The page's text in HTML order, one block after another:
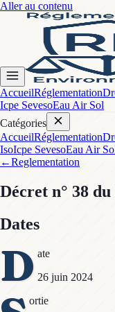
Aller au contenu
AccueilRéglementation
Icpe SevesoEau Air Sol
Catégories
AccueilRéglementation
IsoIcpe SevesoEau Air
←Reglementation
Décret n° 38 du
Dates
D ate
26 juin 2024
ortie